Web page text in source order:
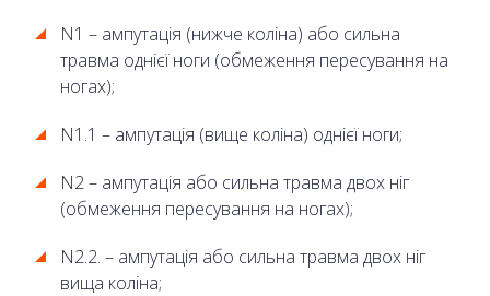
N1 – ампутація (нижче коліна) або сильна
травма однієї ноги (обмеження пересування на
ногах);
N1.1 – ампутація (вище коліна) однієї ноги;
N2 – ампутація або сильна травма двох ніг
(обмеження пересування на ногах);
N2.2. – ампутація або сильна травма двох ніг
вища коліна;